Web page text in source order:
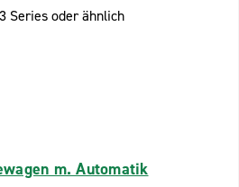
m. Automatik